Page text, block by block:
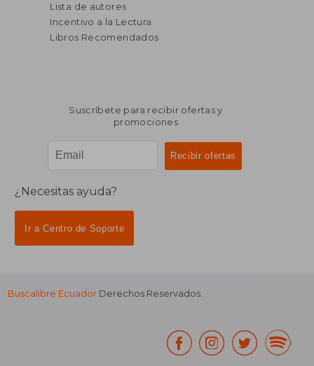
Lista de autores
Incentivo a la Lectura
Libros Recomendados
Suscríbete para recibir ofertas y
promociones
¿Necesitas ayuda?
Ir a Centro de Soporte
Buscalibre Ecuador Derechos Reservados.